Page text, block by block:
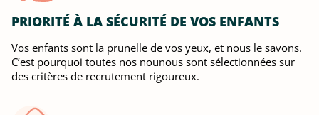
PRIORITÉ À LA SÉCURITÉ DE VOS ENFANTS
Vos enfants sont la prunelle de vos yeux, et nous le savons.
C’est pourquoi toutes nos nounous sont sélectionnées sur
des critères de recrutement rigoureux.